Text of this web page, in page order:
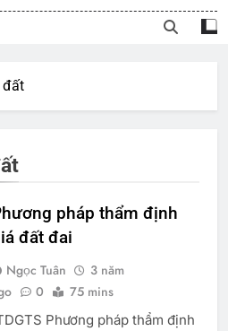
đất
pháp thẩm định
đất đai
Ngọc Tuân
3 năm
0 75 mins
Phương pháp thẩm định